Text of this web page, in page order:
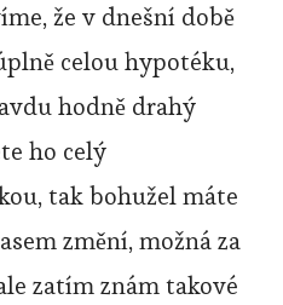
že v dnešní době
celou hypotéku,
hodně drahý
ho celý
tak bohužel máte
změní, možná za
zatím znám takové